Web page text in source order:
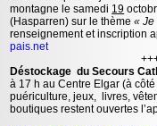
montagne le samedi 19
(Hasparren) sur le thème « Je
renseignement et inscription
pais.net
Déstockage du Secours
à 17 h au Centre Elgar (à
puériculture, jeux, livres,
boutiques restent ouvertes